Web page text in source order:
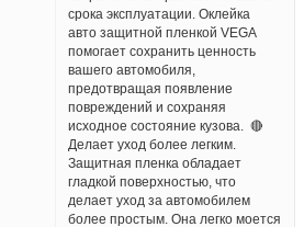
срока эксплуатации. Оклейка
авто защитной пленкой VEGA
помогает сохранить ценность
вашего автомобиля,
предотвращая появление
повреждений и сохраняя
исходное состояние кузова. 🔴
Делает уход более легким.
Защитная пленка обладает
гладкой поверхностью, что
делает уход за автомобилем
более простым. Она легко моется